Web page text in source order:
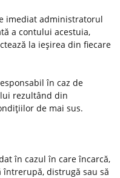
imediat administratorul
a contului acestuia,
la ieşirea din fiecare
în caz de
rezultând din
de mai sus.
în cazul în care încarcă,
distrugă sau să